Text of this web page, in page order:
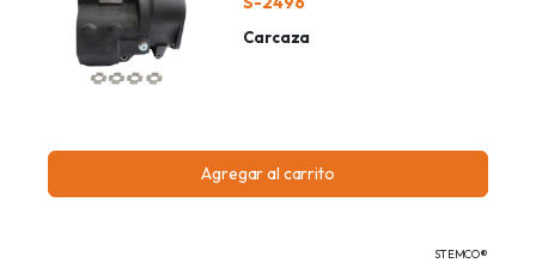
Carcaza
Agregar al carrito
STEMCO®